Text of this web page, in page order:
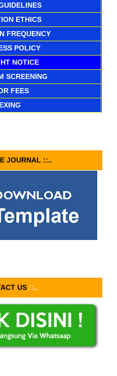
ETHICS
FREQUENCY
POLICY
NOTICE
SCREENING
FEES
JOURNAL ::..
US ::..